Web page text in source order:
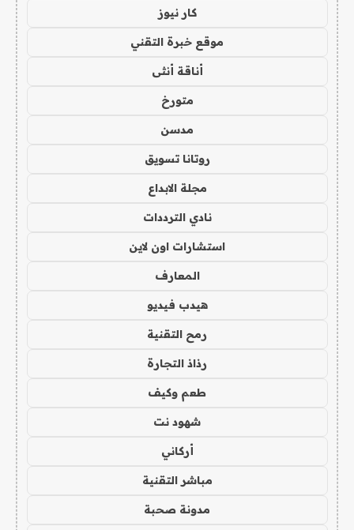
كار نيوز
موقع خبرة التقني
أناقة أنثى
متورخ
مدسن
روتانا تسويق
مجلة الابداع
نادي الترددات
استشارات اون لاين
المعارف
هيدب فيديو
رمح التقنية
رذاذ التجارة
طعم وكيف
شهود نت
أركاني
مباشر التقنية
مدونة صحبة